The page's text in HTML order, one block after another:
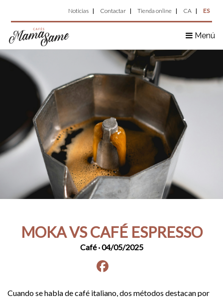
contenido
principal
Top
Menu
Noticias Contactar Tienda online CA ES
Menú
MOKA VS CAFÉ ESPRESSO
Café· 04/05/2025
Cuando se habla de café italiano, dos métodos destacan por